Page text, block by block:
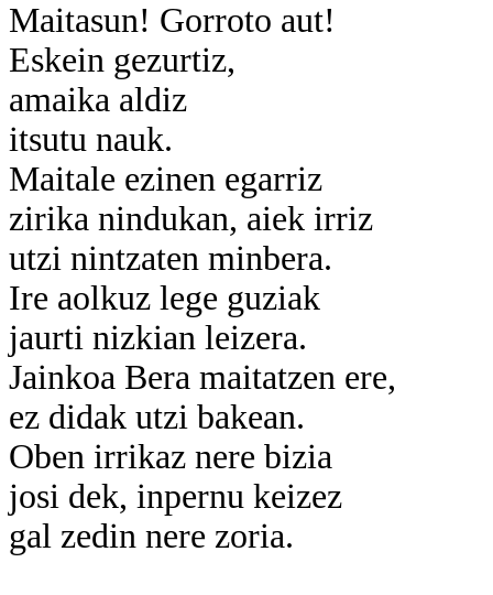
Maitasun! Gorroto aut!
Eskein gezurtiz,
amaika aldiz
itsutu nauk.
Maitale ezinen egarriz
zirika nindukan, aiek irriz
utzi nintzaten minbera.
Ire aolkuz lege guziak
jaurti nizkian leizera.
Jainkoa Bera maitatzen ere,
ez didak utzi bakean.
Oben irrikaz nere bizia
josi dek, inpernu keizez
gal zedin nere zoria.